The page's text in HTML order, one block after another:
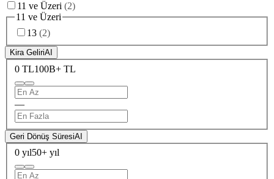
11 ve Üzeri (2)
11 ve Üzeri
13 (2)
Kira GeliriAI
0 TL100B+ TL
—
Geri Dönüş SüresiAI
0 yıl50+ yıl